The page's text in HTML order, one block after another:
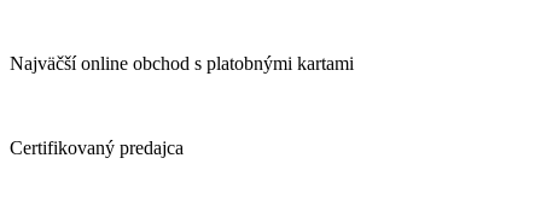
Najväčší online obchod s platobnými kartami
Certifikovaný predajca